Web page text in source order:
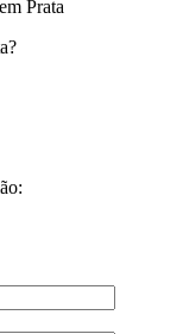
Prata